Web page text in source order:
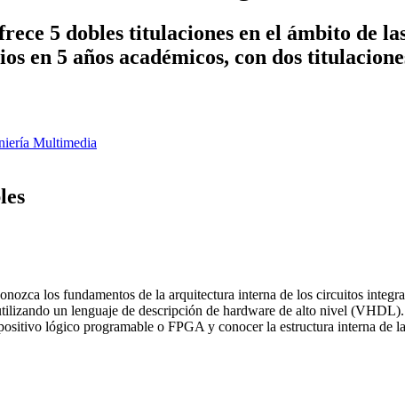
5 dobles titulaciones en el ámbito de
en 5 años académicos, con dos
Multimedia
los fundamentos de la arquitectura interna de los circuitos
un lenguaje de descripción de hardware de alto nivel
lógico programable o FPGA y conocer la estructura interna de